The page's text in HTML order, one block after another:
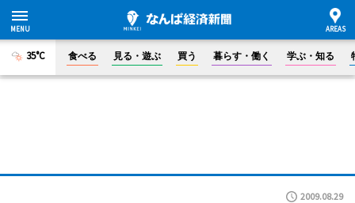
35°C 食べる 見る・遊ぶ 買う 暮らす・働く 学ぶ・知る
2009.08.29